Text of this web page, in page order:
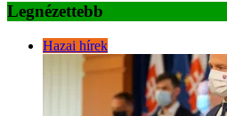
Legnézettebb
Hazai hírek